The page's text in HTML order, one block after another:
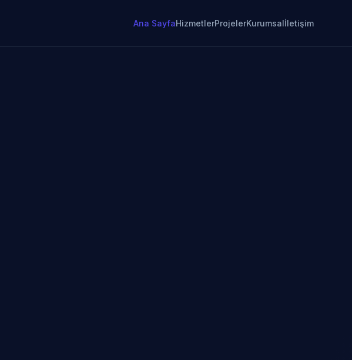
Ana SayfaHizmetlerProjelerKurumsalİletişim